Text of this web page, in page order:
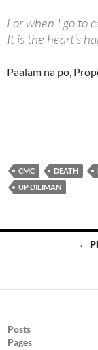
For when I go to
It is the heart’s
Paalam na po,
CMC DEATH
UP DILIMAN
←
Posts
Pages